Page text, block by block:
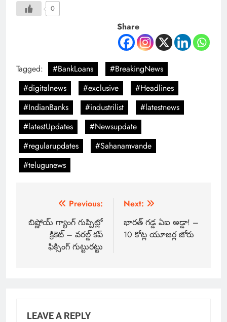
0
Share
Tagged: #BankLoans
#BreakingNews
#digitalnews
#exclusive
#Headlines
#IndianBanks
#industrilist
#latestnews
#latestUpdates
#Newsupdate
#regularupdates
#Sahanamvande
#telugunews
Previous:
బిష్ణోయ్ గ్యాంగ్ గుప్పిట్లో
క్రికెట్ – వరల్డ్ కప్
ఫిక్సింగ్ గుట్టురట్టు
Next:
భారత్ గడ్డ ఏఐ అడ్డా! –
10 కోట్ల యూజర్ల జోరు
LEAVE A REPLY